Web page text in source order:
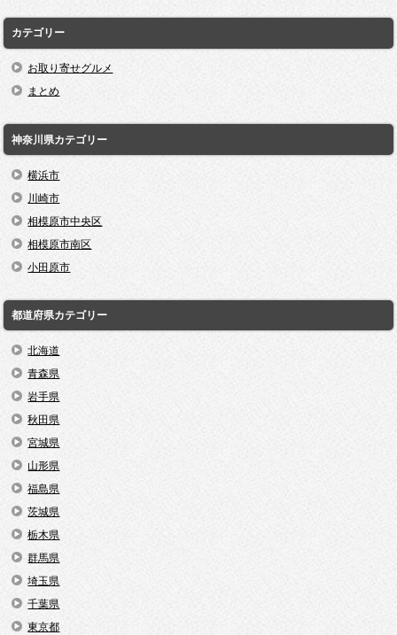
カテゴリー
お取り寄せグルメ
まとめ
神奈川県カテゴリー
横浜市
川崎市
相模原市中央区
相模原市南区
小田原市
都道府県カテゴリー
北海道
青森県
岩手県
秋田県
宮城県
山形県
福島県
茨城県
栃木県
群馬県
埼玉県
千葉県
東京都